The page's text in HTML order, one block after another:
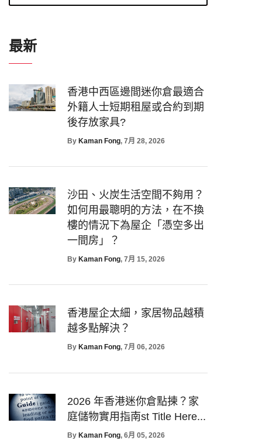
最新
香港中西區邊間迷你倉最適合
外籍人士短期租屋或合約到期
後存放家具?
By Kaman Fong, 7月 28, 2026
沙田、火炭生活空間不夠用？
如何用最聰明的方法，在不換
樓的情況下為屋企「憑空多出
一間房」？
By Kaman Fong, 7月 15, 2026
香港屋企太細，家居物品越積
越多點解決？
By Kaman Fong, 7月 06, 2026
2026 年香港迷你倉點揀？家
庭儲物實用指南st Title Here...
By Kaman Fong, 6月 05, 2026